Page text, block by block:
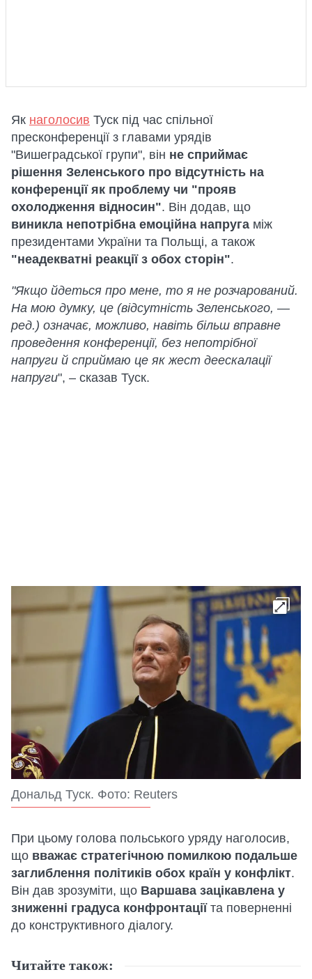
Як наголосив Туск під час спільної
пресконференції з главами урядів
"Вишеградської групи", він не сприймає
рішення Зеленського про відсутність на
конференції як проблему чи "прояв
охолодження відносин". Він додав, що
виникла непотрібна емоційна напруга між
президентами України та Польщі, а також
"неадекватні реакції з обох сторін".
"Якщо йдеться про мене, то я не розчарований.
На мою думку, це (відсутність Зеленського, —
ред.) означає, можливо, навіть більш вправне
проведення конференції, без непотрібної
напруги й сприймаю це як жест деескалації
напруги", – сказав Туск.
Дональд Туск. Фото: Reuters
При цьому голова польського уряду наголосив,
що вважає стратегічною помилкою подальше
заглиблення політиків обох країн у конфлікт.
Він дав зрозуміти, що Варшава зацікавлена у
зниженні градуса конфронтаціїта поверненні
до конструктивного діалогу.
Читайте також: